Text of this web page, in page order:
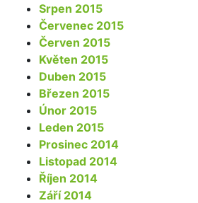
Srpen 2015
Červenec 2015
Červen 2015
Květen 2015
Duben 2015
Březen 2015
Únor 2015
Leden 2015
Prosinec 2014
Listopad 2014
Říjen 2014
Září 2014